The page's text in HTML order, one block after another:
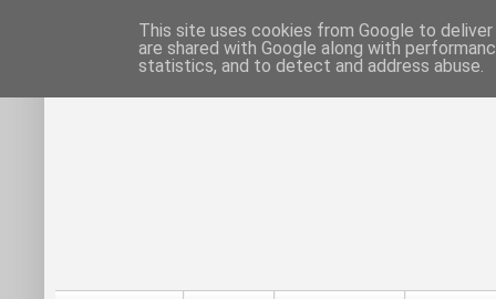
This site uses cookies from Google to
are shared with Google along with
statistics, and to detect and address abuse.